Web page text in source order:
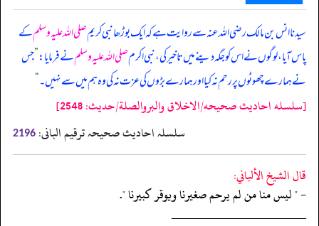
سیدنا انس بن مالک رضی اللہ عنہ سے روایت ہے کہ ایک بوڑھا نبی کریمصلی اللہ علیہ وسلمکے
پاس آیا، لوگوں نے اس کو جگہ دینے میں تاخیر کی، نبی اکرمصلی اللہ علیہ وسلمنے فرمایا:”‏‏‏‏جس
نے ہمارے چھوٹوں پر رحم نہ کیا اور ہمارے بڑوں کی عزت نہ کی وہ ہم میں سے نہیں۔“
[سلسله احاديث صحيحه/الاخلاق والبروالصلة/حدیث: 2548]
سلسلہ احادیث صحیحہ ترقیم البانی: 2196
قال الشيخ الألباني:
- " ليس منا من لم يرحم صغيرنا ويوقر كبيرنا ".
‏‏‏‏_____________________